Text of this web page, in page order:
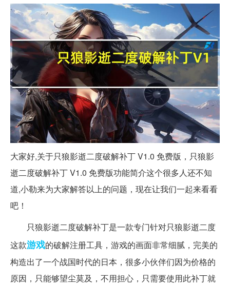
大家好,关于只狼影逝二度破解补丁 V1.0 免费版，只狼影
逝二度破解补丁 V1.0 免费版功能简介这个很多人还不知
道,小勒来为大家解答以上的问题，现在让我们一起来看看
吧！
只狼影逝二度破解补丁是一款专门针对只狼影逝二度
这款游戏的破解注册工具，游戏的画面非常细腻，完美的
构造出了一个战国时代的日本，很多小伙伴们因为价格的
原因，只能够望尘莫及，不用担心，只需要使用此补丁就